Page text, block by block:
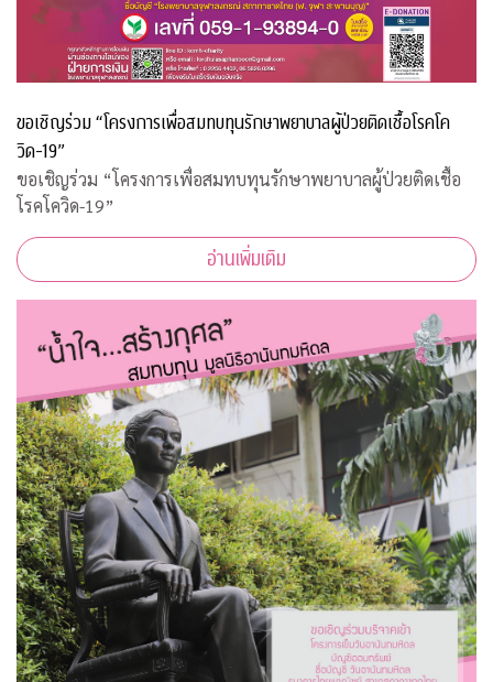
ขอเชิญร่วม “โครงการเพื่อสมทบทุนรักษาพยาบาลผู้ป่วยติดเชื้อโรคโค
วิด-19”
ขอเชิญร่วม “โครงการเพื่อสมทบทุนรักษาพยาบาลผู้ป่วยติดเชื้อ
โรคโควิด-19”
อ่านเพิ่มเติม